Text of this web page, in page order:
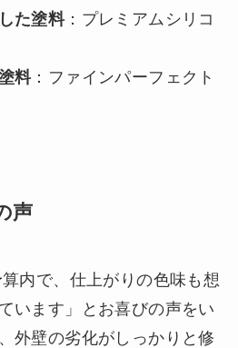
た塗料：プレミアムシリコ
料：ファインパーフェクト
声
内で、仕上がりの色味も想
います」とお喜びの声をい
外壁の劣化がしっかりと修